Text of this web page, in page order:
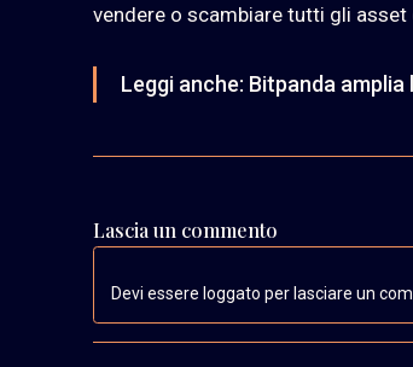
vendere o scambiare tutti gli
Leggi anche: Bitpanda
Lascia un commento
Devi essere loggato per lasciare un